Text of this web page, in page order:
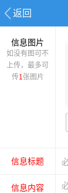
返回
信息图片
如没有图可不
上传，最多可
传1张图片
信息标题
信息内容